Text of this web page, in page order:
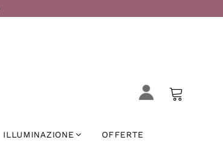
ILLUMINAZIONE OFFERTE